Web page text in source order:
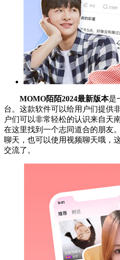
MOMO陌陌2024最新版本是
台。这款软件可以给用户们提供
户们可以非常轻松的认识来自天
在这里找到一个志同道合的朋友
聊天，也可以使用视频聊天哦，
交流了。